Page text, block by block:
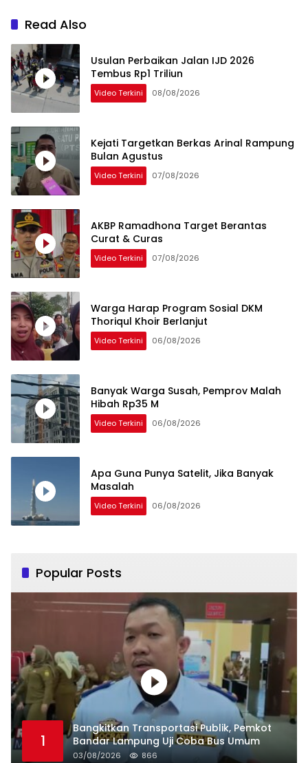
Read Also
Usulan Perbaikan Jalan IJD 2026
Tembus Rp1 Triliun
Video Terkini 08/08/2026
Kejati Targetkan Berkas Arinal Rampung
Bulan Agustus
Video Terkini 07/08/2026
AKBP Ramadhona Target Berantas
Curat & Curas
Video Terkini 07/08/2026
Warga Harap Program Sosial DKM
Thoriqul Khoir Berlanjut
Video Terkini 06/08/2026
Banyak Warga Susah, Pemprov Malah
Hibah Rp35 M
Video Terkini 06/08/2026
Apa Guna Punya Satelit, Jika Banyak
Masalah
Video Terkini 06/08/2026
Popular Posts
1
Bangkitkan Transportasi Publik, Pemkot
Bandar Lampung Uji Coba Bus Umum
03/08/2026 866